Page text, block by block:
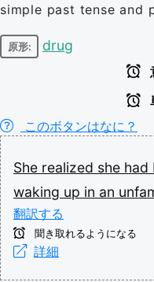
simple past tense and
原形: drug
このボタンはなに？
She realized she had
waking up in an
翻訳する
聞き取れるようになる
詳細